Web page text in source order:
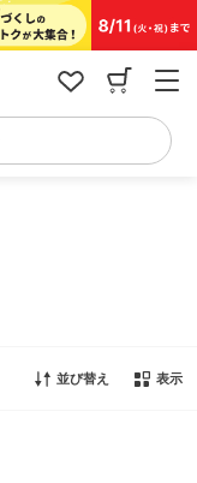
並び替え 表示